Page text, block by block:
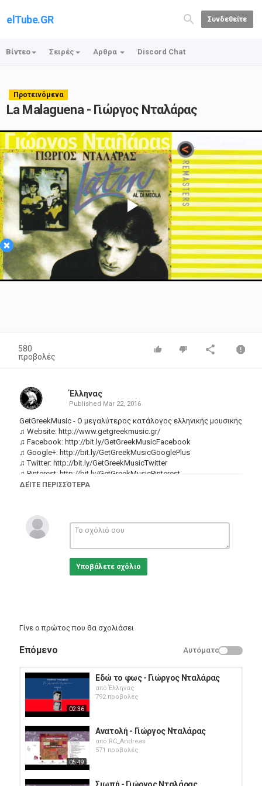
elTube.GR Συνδεθείτε
Βίντεο Σειρές Αρθρα Discord Chat
Προτεινόμενα
La Malaguena - Γιώργος Νταλάρας
×
Play
Video
580
προβολές
Έλληνας
Published Mar 22, 2016
GetGreekMusic - Ο μεγαλύτερος κατάλογος ελληνικής μουσικής
♫ Website: http://www.getgreekmusic.gr/
♫ Facebook: http://bit.ly/GetGreekMusicFacebook
♫ Google+: http://bit.ly/GetGreekMusicGooglePlus
♫ Twitter: http://bit.ly/GetGreekMusicTwitter
♫ Pinterest: http://bit.ly/GetGreekMusicPinterest
♫ Tumblr:http://bit.ly/GetGreekMusicTumblr
Γιώργος Νταλάρας - La Malaguena
Δίσκος: Γιώργος Νταλάρας - Latin (EMI Music Greece)
Συμμετέχει ο Al Di Meola
ΔΕΊΤΕ ΠΕΡΙΣΣΌΤΕΡΑ
Υποβάλετε σχόλιο
Γίνε ο πρώτος που θα σχολιάσει
Επόμενο Αυτόματο
02:36
Εδώ το φως - Γιώργος Νταλάρας
απόΈλληνας
792 προβολές
05:49
Ανατολή - Γιώργος Νταλάρας
από RC_Andreas
571 προβολές
Σιωπή - Γιώργος Νταλάρας